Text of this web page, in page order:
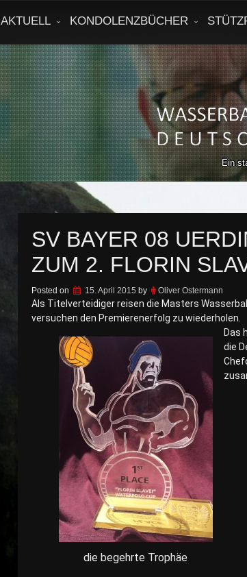
AKTUELL KONDOLENZBÜCHER
Ein
SV BAYER 08
ZUM 2. FLORIN
Posted on 15. April 2015 by Oliver Ostermann
Als Titelverteidiger reisen die Masters
versuchen den Premierenerfolg zu wiederholen.
die begehrte Trophäe
Das
die